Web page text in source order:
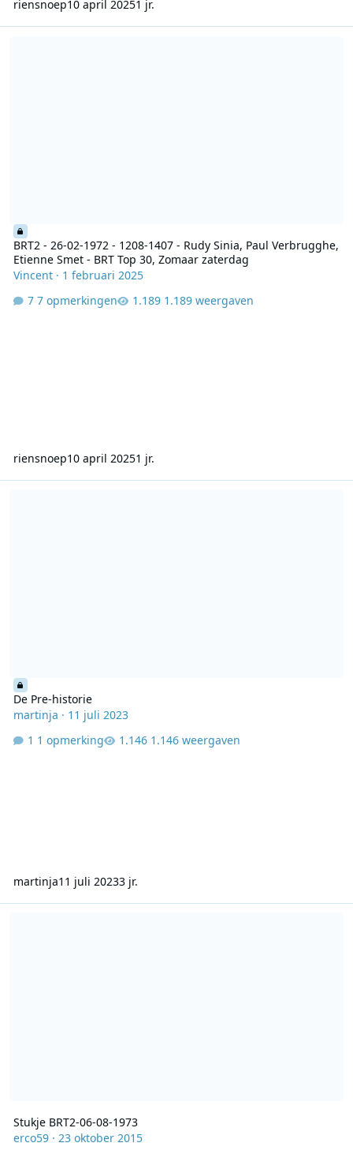
riensnoep10 april 20251 jr.
BRT2 - 26-02-1972 - 1208-1407 - Rudy Sinia, Paul Verbrugghe,
Etienne Smet - BRT Top 30, Zomaar zaterdag
Vincent· 1 februari 2025
7 opmerkingen
1.189 weergaven
riensnoep10 april 20251 jr.
De Pre-historie
martinja · 11 juli 2023
1 opmerking
1.146 weergaven
martinja11 juli 20233 jr.
Stukje BRT2-06-08-1973
erco59· 23 oktober 2015